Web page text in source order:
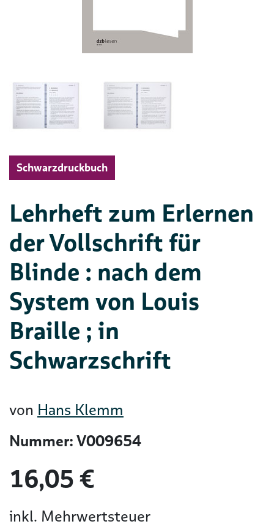
Schwarzdruckbuch
Lehrheft zum Erlernen
der Vollschrift für
Blinde : nach dem
System von Louis
Braille ; in
Schwarzschrift
von Hans Klemm
Nummer: V009654
16,05 €
inkl. Mehrwertsteuer